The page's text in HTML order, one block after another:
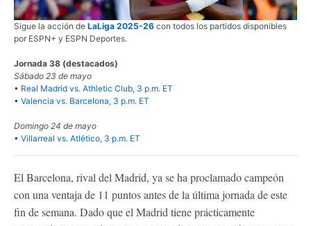
Sigue la acción de LaLiga 2025-26 con todos los partidos disponibles
por ESPN+ y ESPN Deportes.
Jornada 38 (destacados)
Sábado 23 de mayo
• Real Madrid vs. Athletic Club, 3 p.m. ET
• Valencia vs. Barcelona, 3 p.m. ET
Domingo 24 de mayo
• Villarreal vs. Atlético, 3 p.m. ET
El Barcelona, ​​rival del Madrid, ya se ha proclamado campeón
con una ventaja de 11 puntos antes de la última jornada de este
fin de semana. Dado que el Madrid tiene prácticamente